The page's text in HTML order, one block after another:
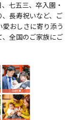
七五三、卒入園・
長寿祝いなど、ご
おしさに寄り添う
、全国のご家族にご